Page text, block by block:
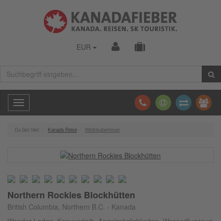
EUR
Toggle
navigation
Du bist hier: Kanada Reise Wildnisabenteuer
Northern Rockies Blockhütten
British Columbia, Northern B.C. - Kanada